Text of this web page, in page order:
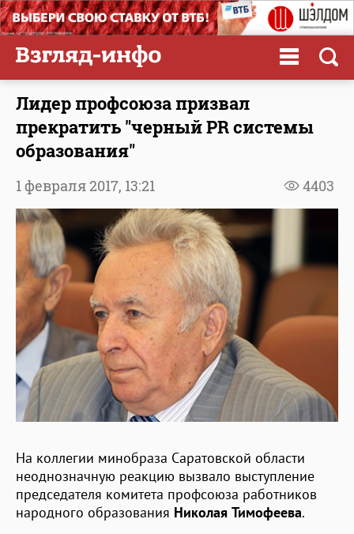
Лидер профсоюза призвал
прекратить "черный PR системы
образования"
4403
1 февраля 2017, 13:21
На коллегии минобраза Саратовской области
неоднозначную реакцию вызвало выступление
председателя комитета профсоюза работников
народного образования Николая Тимофеева.